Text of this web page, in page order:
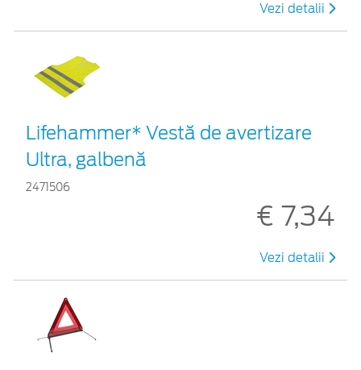
Vezi detalii
Lifehammer* Vestă de avertizare
Ultra, galbenă
2471506
€ 7,34
Vezi detalii